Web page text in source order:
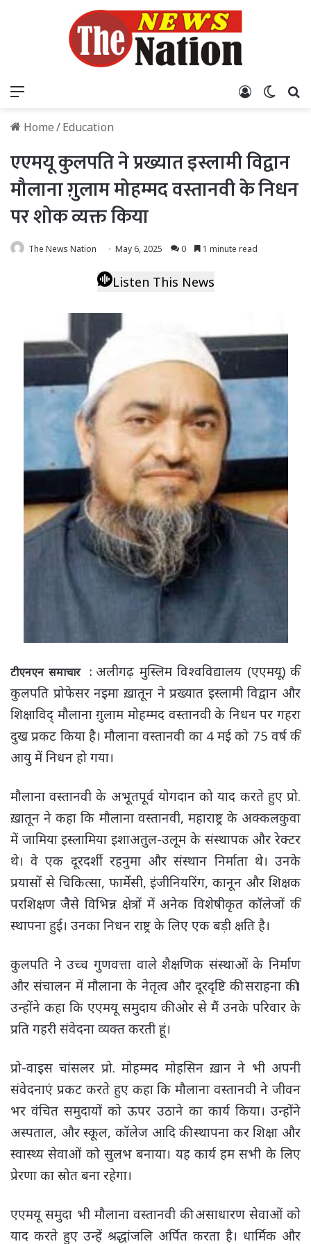
Log In
Home/Education
एएमयू कुलपति ने प्रख्यात इस्लामी विद्वान
मौलाना ग़ुलाम मोहम्मद वस्तानवी के निधन
पर शोक व्यक्त किया
The News Nation May 6, 2025 0 1 minute read
Listen This News
टीएनएन समाचार : अलीगढ़ मुस्लिम विश्वविद्यालय (एएमयू) की
कुलपति प्रोफेसर नइमा ख़ातून ने प्रख्यात इस्लामी विद्वान और
शिक्षाविद् मौलाना ग़ुलाम मोहम्मद वस्तानवी के निधन पर गहरा
दुख प्रकट किया है। मौलाना वस्तानवी का 4 मई को 75 वर्ष की
आयु में निधन हो गया।
मौलाना वस्तानवी के अभूतपूर्व योगदान को याद करते हुए प्रो.
ख़ातून ने कहा कि मौलाना वस्तानवी, महाराष्ट्र के अक्कलकुवा
में जामिया इस्लामिया इशाअतुल-उलूम के संस्थापक और रेक्टर
थे। वे एक दूरदर्शी रहनुमा और संस्थान निर्माता थे। उनके
प्रयासों से चिकित्सा, फार्मेसी, इंजीनियरिंग, कानून और शिक्षक
परशिक्षण जैसे विभिन्न क्षेत्रों में अनेक विशेषीकृत कॉलेजों की
स्थापना हुई। उनका निधन राष्ट्र के लिए एक बड़ी क्षति है।
कुलपति ने उच्च गुणवत्ता वाले शैक्षणिक संस्थाओं के निर्माण
और संचालन में मौलाना के नेतृत्व और दूरदृष्टि की सराहना की।
उन्होंने कहा कि एएमयू समुदाय की ओर से मैं उनके परिवार के
प्रति गहरी संवेदना व्यक्त करती हूं।
प्रो-वाइस चांसलर प्रो. मोहम्मद मोहसिन ख़ान ने भी अपनी
संवेदनाएं प्रकट करते हुए कहा कि मौलाना वस्तानवी ने जीवन
भर वंचित समुदायों को ऊपर उठाने का कार्य किया। उन्होंने
अस्पताल, और स्कूल, कॉलेज आदि की स्थापना कर शिक्षा और
स्वास्थ्य सेवाओं को सुलभ बनाया। यह कार्य हम सभी के लिए
प्रेरणा का स्रोत बना रहेगा।
एएमयू समुदा भी मौलाना वस्तानवी की असाधारण सेवाओं को
याद करते हुए उन्हें श्रद्धांजलि अर्पित करता है। धार्मिक और